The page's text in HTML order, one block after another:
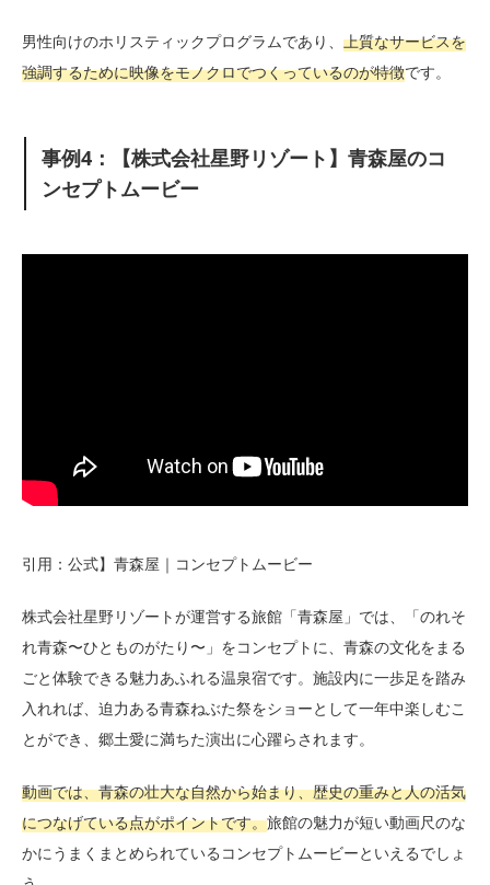
男性向けのホリスティックプログラムであり、 上質なサービスを
強調するために映像をモノクロでつくっているのが特徴です。
事例4：【株式会社星野リゾート】青森屋のコ
ンセプトムービー
引用：公式】青森屋｜コンセプトムービー
株式会社星野リゾートが運営する旅館「青森屋」では、「のれそ
れ青森〜ひとものがたり〜」をコンセプトに、青森の文化をまる
ごと体験できる魅力あふれる温泉宿です。施設内に一歩足を踏み
入れれば、迫力ある青森ねぶた祭をショーとして一年中楽しむこ
とができ、郷土愛に満ちた演出に心躍らされます。
動画では、青森の壮大な自然から始まり、歴史の重みと人の活気
につなげている点がポイントです。旅館の魅力が短い動画尺のな
かにうまくまとめられているコンセプトムービーといえるでしょ